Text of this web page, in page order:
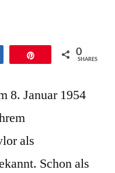
0
SHARES
8. Januar 1954
als
Schon als